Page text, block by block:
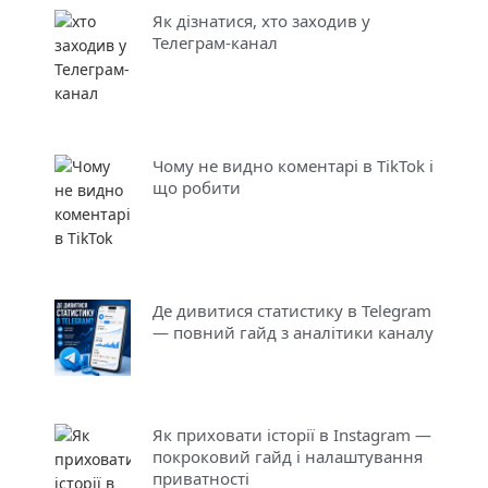
Як дізнатися, хто заходив у
Телеграм-канал
Чому не видно коментарі в TikTok і
що робити
Де дивитися статистику в Telegram
— повний гайд з аналітики каналу
Як приховати історії в Instagram —
покроковий гайд і налаштування
приватності